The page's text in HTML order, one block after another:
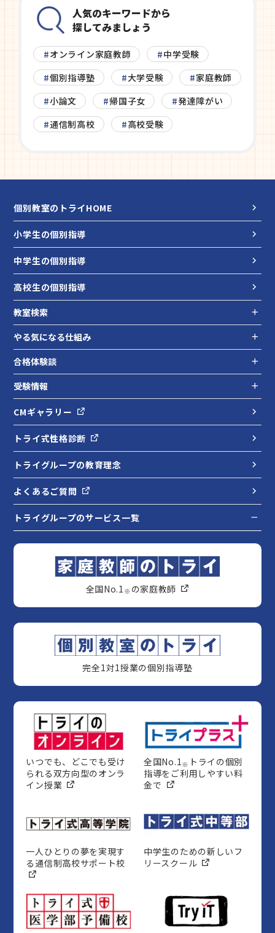
人気のキーワードから
探してみましょう
オンライン家庭教師
中学受験
個別指導塾
大学受験
家庭教師
小論文
帰国子女
発達障がい
通信制高校
高校受験
個別教室のトライHOME
小学生の個別指導
中学生の個別指導
高校生の個別指導
教室検索
やる気になる仕組み
合格体験談
受験情報
CMギャラリー
トライ式性格診断
トライグループの教育理念
よくあるご質問
トライグループのサービス一覧
全国No.1 ※ の家庭教師
完全1対1授業の個別指導塾
いつでも、どこでも受け
られる双方向型のオンラ
イン授業
全国No.1※ トライの個別
指導をご利用しやすい料
金で
一人ひとりの夢を実現す
る通信制高校サポート校
中学生のための新しいフ
リースクール